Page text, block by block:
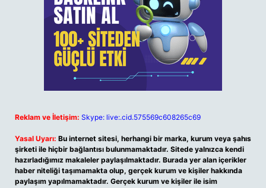
Reklam ve İletişim: Skype: live:.cid.575569c608265c69
Yasal Uyarı: Bu internet sitesi, herhangi bir marka, kurum veya şahıs
şirketi ile hiçbir bağlantısı bulunmamaktadır. Sitede yalnızca kendi
hazırladığımız makaleler paylaşılmaktadır. Burada yer alan içerikler
haber niteliği taşımamakta olup, gerçek kurum ve kişiler hakkında
paylaşım yapılmamaktadır. Gerçek kurum ve kişiler ile isim